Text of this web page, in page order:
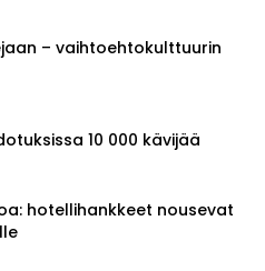
– vaihtoehtokulttuurin
10 000 kävijää
hotellihankkeet nousevat